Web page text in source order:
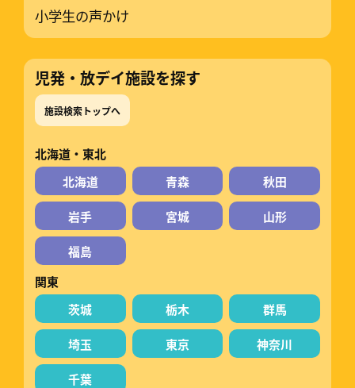
小学生の声かけ
児発・放デイ施設を探す
施設検索トップへ
北海道・東北
北海道
青森 秋田
岩手 宮城 山形
福島
関東
茨城
栃木 群馬
埼玉 東京 神奈川
千葉